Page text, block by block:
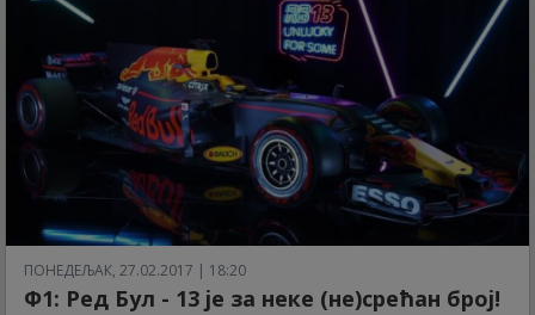
ПОНЕДЕЉАК, 27.02.2017 | 18:20
Ф1: Ред Бул - 13 је за неке (не)срећан број!